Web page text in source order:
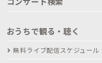
おうちで観る・聴く
無料ライブ配信スケジュール